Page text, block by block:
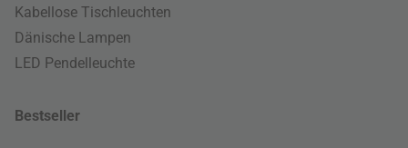
Kabellose Tischleuchten
Dänische Lampen
LED Pendelleuchte
Bestseller